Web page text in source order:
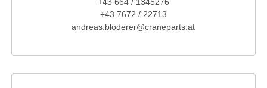
+43 7672 / 22713
andreas.bloderer@craneparts.at